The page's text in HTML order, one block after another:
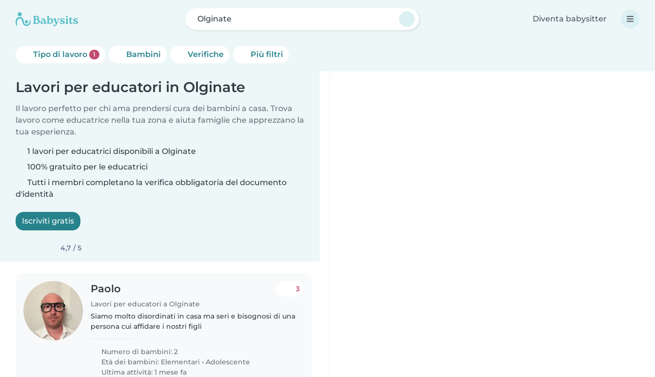
Olginate Diventa babysitter
Tipo di lavoro 1 Bambini Verifiche Più filtri
Lavori per educatori in Olginate
Il lavoro perfetto per chi ama prendersi cura dei bambini a casa. Trova
lavoro come educatrice nella tua zona e aiuta famiglie che apprezzano la
tua esperienza.
1 lavori per educatrici disponibili a Olginate
100% gratuito per le educatrici
Tutti i membri completano la verifica obbligatoria del documento
d'identità
Iscriviti gratis
4,7 / 5
Paolo
Lavori per educatori a Olginate
3
Siamo molto disordinati in casa ma seri e bisognosi di una
persona cui affidare i nostri figli
Numero di bambini: 2
Età dei bambini: Elementari •Adolescente
Ultima attività: 1 mese fa